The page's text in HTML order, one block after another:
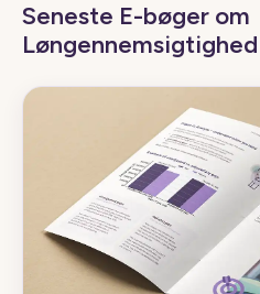
Seneste E-bøger om
Løngennemsigtighed